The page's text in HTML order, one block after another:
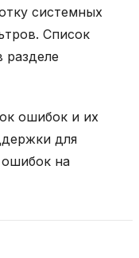
системных
Список
разделе
ошибок и их
для
ошибок на